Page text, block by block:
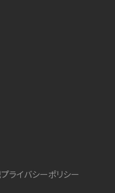
プライバシーポリシー